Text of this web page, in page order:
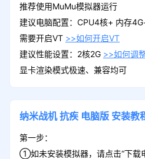
推荐使用MuMu模拟器运行
建议电脑配置：CPU4核+ 内存
需要开启VT >>如何开启VT
建议性能设置：2核2G >>如何调
显卡渲染模式极速、兼容均可
纳米战机 抗疾 电脑版 安装教
第一步：
①如未安装模拟器，请点击“下载